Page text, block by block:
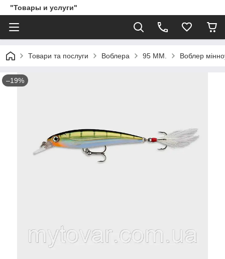
"Товары и услуги"
Товари та послуги Воблера 95 ММ. Воблер
–19%